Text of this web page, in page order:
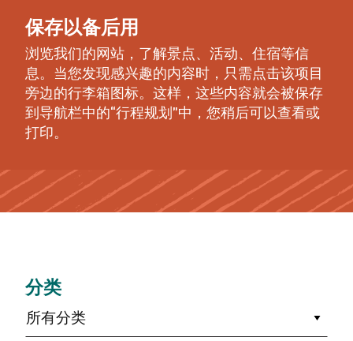
保存以备后用
浏览我们的网站，了解景点、活动、住宿等信
息。当您发现感兴趣的内容时，只需点击该项目
旁边的行李箱图标。这样，这些内容就会被保存
到导航栏中的“行程规划”中，您稍后可以查看或
打印。
分类
所有分类